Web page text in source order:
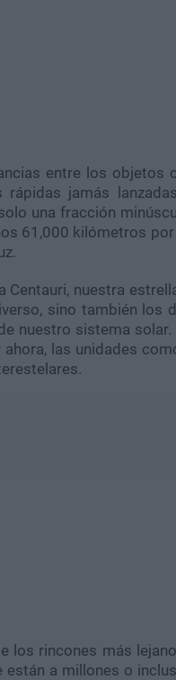
entre los objetos
rápidas jamás
una fracción
61,000 kilómetros por
nuestra
sino también los
nuestro sistema solar.
las unidades
los rincones más
a millones o